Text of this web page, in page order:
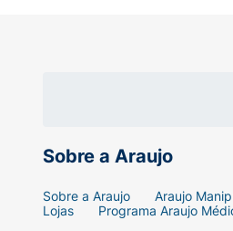
Sobre a Araujo
Sobre a Araujo Araujo
Lojas
Programa Araujo